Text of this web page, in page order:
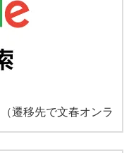
（遷移先で文春オンラ